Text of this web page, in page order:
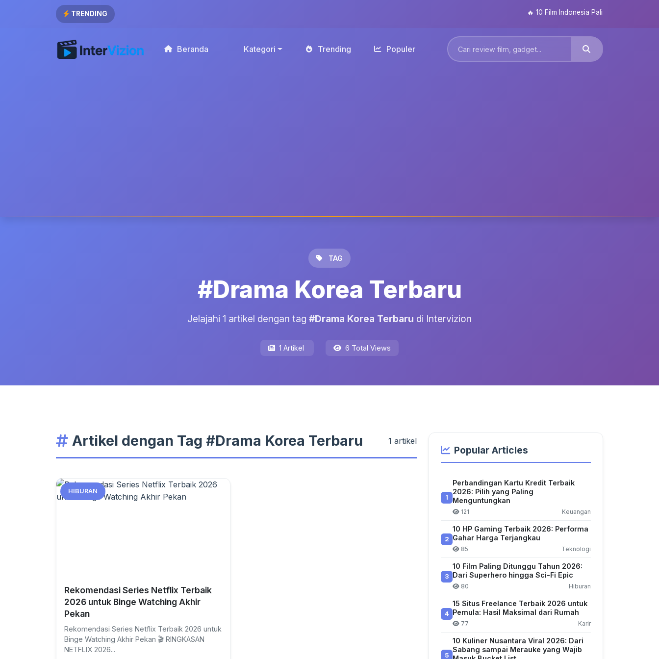
TRENDING 10 Film Indonesia Paling Ditunggu 2026:
Beranda Kategori Trending Populer
TAG
#Drama Korea Terbaru
Jelajahi 1 artikel dengan tag #Drama Korea Terbaru di Intervizion
1 Artikel 6 Total Views
Artikel dengan Tag #Drama Korea Terbaru 1 artikel
HIBURAN
Rekomendasi Series Netflix Terbaik
2026 untuk Binge Watching Akhir
Pekan
Rekomendasi Series Netflix Terbaik 2026 untuk
Binge Watching Akhir Pekan 🎬 RINGKASAN
NETFLIX 2026...
Popular Articles
1
Perbandingan Kartu Kredit Terbaik
2026: Pilih yang Paling
Menguntungkan
121 Keuangan
2
10 HP Gaming Terbaik 2026: Performa
Gahar Harga Terjangkau
85 Teknologi
3
10 Film Paling Ditunggu Tahun 2026:
Dari Superhero hingga Sci-Fi Epic
80 Hiburan
4
15 Situs Freelance Terbaik 2026 untuk
Pemula: Hasil Maksimal dari Rumah
77 Karir
5
10 Kuliner Nusantara Viral 2026: Dari
Sabang sampai Merauke yang Wajib